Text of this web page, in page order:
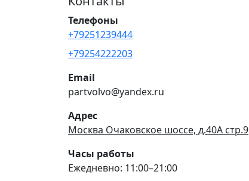
Телефоны
+79251239444
+79254222203
Email
partvolvo@yandex.ru
Адрес
Москва Очаковское шоссе, д.40А стр.9
Часы работы
Ежедневно: 11:00–21:00